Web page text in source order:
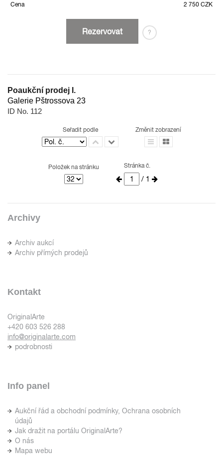
Cena 2 750 CZK
Rezervovat ?
Poaukční prodej I.
Galerie Pštrossova 23
ID No. 112
Seřadit podle Změnit zobrazení
Položek na stránku Stránka č.
/ 1
Archivy
Archiv aukcí
Archiv přímých prodejů
Kontakt
OriginalArte
+420 603 526 288
info@originalarte.com
podrobnosti
Info panel
Aukční řád a obchodní podmínky, Ochrana osobních
údajů
Jak dražit na portálu OriginalArte?
O nás
Mapa webu